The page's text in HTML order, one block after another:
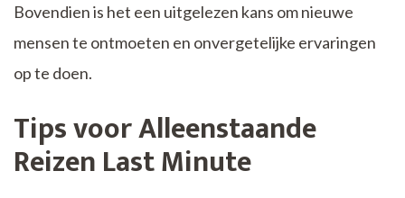
Bovendien is het een uitgelezen kans om nieuwe
mensen te ontmoeten en onvergetelijke ervaringen
op te doen.
Tips voor Alleenstaande
Reizen Last Minute